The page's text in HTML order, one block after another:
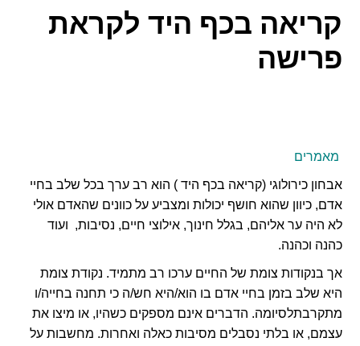
קריאה בכף היד לקראת
פרישה
מאמרים
אבחון כירולוגי (קריאה בכף היד ) הוא רב ערך בכל שלב בחיי
אדם, כיוון שהוא חושף יכולות ומצביע על כוונים שהאדם אולי
לא היה ער אליהם, בגלל חינוך, אילוצי חיים, נסיבות, ועוד
כהנה וכהנה.
אך בנקודות צומת של החיים ערכו רב מתמיד. נקודת צומת
היא שלב בזמן בחיי אדם בו הוא/היא חש/ה כי תחנה בחייה/ו
מתקרבתלסיומה. הדברים אינם מספקים כשהיו, או מיצו את
עצמם, או בלתי נסבלים מסיבות כאלה ואחרות. מחשבות על